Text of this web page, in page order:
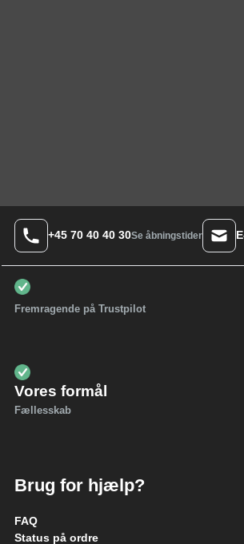
+45 70 40 40 30Se åbningstider
Fremragende på Trustpilot
Vores formål
Fællesskab
Brug for hjælp?
FAQ
Status på ordre